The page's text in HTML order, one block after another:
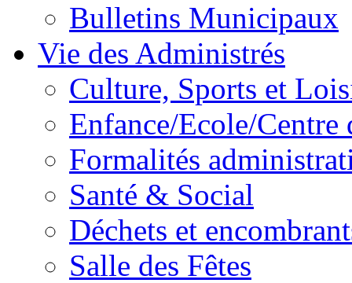
Bulletins Municipaux
Vie des Administrés
Culture, Sports et
Enfance/Ecole/Centre
Formalités
Santé & Social
Déchets et
Salle des Fêtes